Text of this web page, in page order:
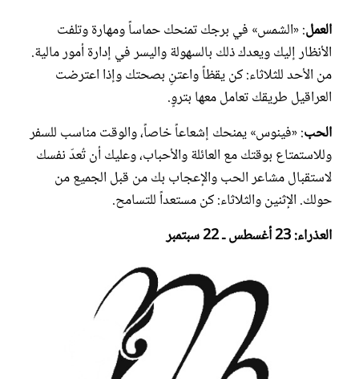
العمل: «الشمس» في برجك تمنحك حماساً ومهارة وتلفت
الأنظار إليك ويعدك ذلك بالسهولة واليسر في إدارة أمور مالية.
من الأحد للثلاثاء: كن يقظاً واعتنِ بصحتك وإذا اعترضت
العراقيل طريقك تعامل معها بتروٍ.
الحب: «فينوس» يمنحك إشعاعاً خاصاً، والوقت مناسب للسفر
وللاستمتاع بوقتك مع العائلة والأحباب، وعليك أن تُعدّ نفسك
لاستقبال مشاعر الحب والإعجاب بك من قبل الجميع من
حولك. الإثنين والثلاثاء: كن مستعداً للتسامح.
العذراء: 23 أغسطس ـ 22 سبتمبر